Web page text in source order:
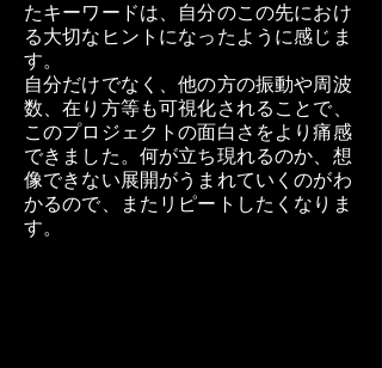
たキーワードは、自分のこの先におけ
る大切なヒントになったように感じま
す。
自分だけでなく、他の方の振動や周波
数、在り方等も可視化されることで、
このプロジェクトの面白さをより痛感
できました。何が立ち現れるのか、想
像できない展開がうまれていくのがわ
かるので、またリピートしたくなりま
す。